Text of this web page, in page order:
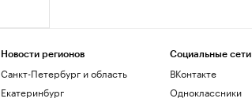
Новости регионов
Санкт-Петербург и область
Екатеринбург
Социальные сети
ВКонтакте
Одноклассники